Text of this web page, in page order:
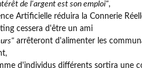
de l'argent est son emploi",
Artificielle réduira la Connerie
cessera d'être un ami
arrêteront d'alimenter les
d'individus différents sortira une